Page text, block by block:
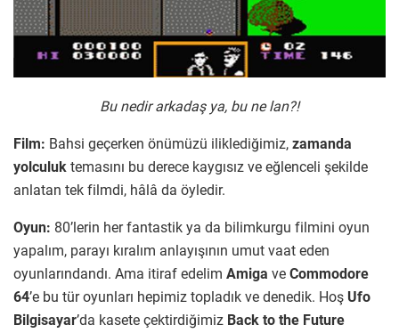
Bu nedir arkadaş ya, bu ne lan?!
Film: Bahsi geçerken önümüzü iliklediğimiz, zamanda
yolculuk temasını bu derece kaygısız ve eğlenceli şekilde
anlatan tek filmdi, hâlâ da öyledir.
Oyun: 80’lerin her fantastik ya da bilimkurgu filmini oyun
yapalım, parayı kıralım anlayışının umut vaat eden
oyunlarındandı. Ama itiraf edelim Amiga ve Commodore
64’e bu tür oyunları hepimiz topladık ve denedik. Hoş Ufo
Bilgisayar’da kasete çektirdiğimiz Back to the Future